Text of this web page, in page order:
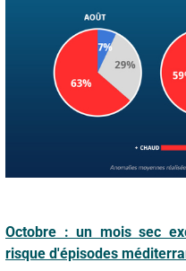
Octobre : un mois sec
risque d'épisodes